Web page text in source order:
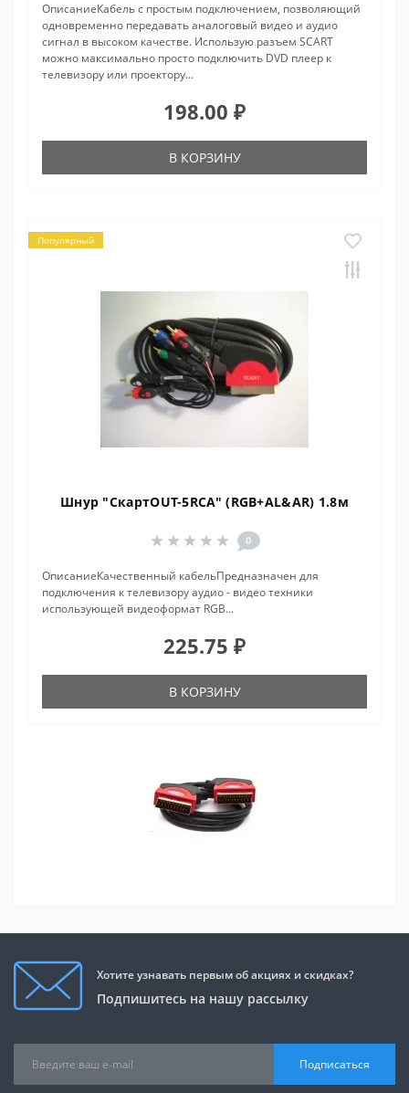
ОписаниеКабель с простым подключением, позволяющий
одновременно передавать аналоговый видео и аудио
сигнал в высоком качестве. Использую разъем SCART
можно максимально просто подключить DVD плеер к
телевизору или проектору...
198.00 ₽
В КОРЗИНУ
Популярный
Шнур "СкартOUT-5RCA" (RGB+AL&AR) 1.8м
0
ОписаниеКачественный кабельПредназначен для
подключения к телевизору аудио - видео техники
использующей видеоформат RGB...
225.75 ₽
В КОРЗИНУ
Хотите узнавать первым об акциях и скидках?
Подпишитесь на нашу рассылку
Подписаться